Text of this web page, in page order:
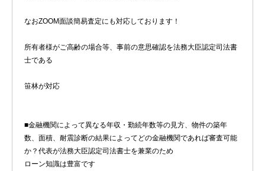
なおZOOM面談簡易査定にも対応しております！
所有者様がご高齢の場合等、事前の意思確認を法務大臣認定司法書
士である
笹林が対応
■金融機関によって異なる年収・勤続年数等の見方、物件の築年
数、面積、耐震診断の結果によってどの金融機関であれば審査可能
か？代表が法務大臣認定司法書士を兼業のため
ローン知識は豊富です